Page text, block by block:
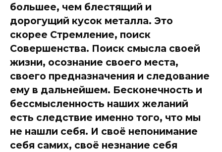
большее, чем блестящий и
дорогущий кусок металла. Это
скорее Стремление, поиск
Совершенства. Поиск смысла своей
жизни, осознание своего места,
своего предназначения и следование
ему в дальнейшем. Бесконечность и
бессмысленность наших желаний
есть следствие именно того, что мы
не нашли себя. И своё непонимание
себя самих, своё незнание себя